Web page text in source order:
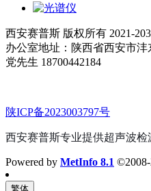
西安赛普斯 版权所有 2021-
办公室地址：陕西省西安市
党先生 18700442184
陕ICP备2023003797号
西安赛普斯专业提供超声波
Powered by MetInfo 8.1
繁体